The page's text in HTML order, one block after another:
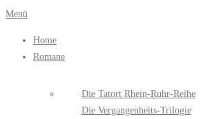
Zum
springen
Menü
Home
Romane
Die Tatort Rhein-Ruhr-Reihe
Die Vergangenheits-Trilogie